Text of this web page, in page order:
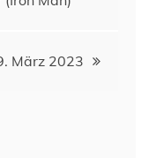
März 2023